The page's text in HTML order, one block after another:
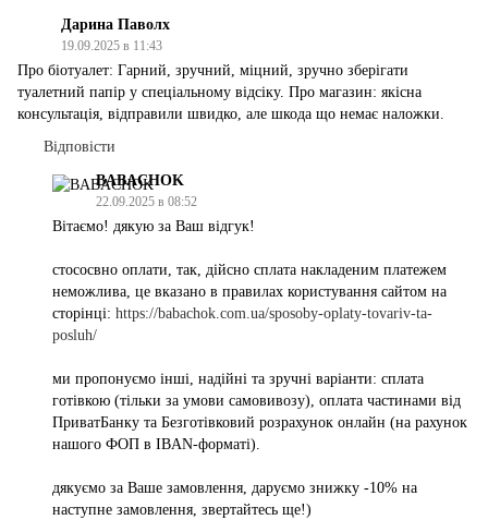
Дарина Паволх
19.09.2025 в 11:43
Про біотуалет: Гарний, зручний, міцний, зручно зберігати
туалетний папір у спеціальному відсіку. Про магазин: якісна
консультація, відправили швидко, але шкода що немає наложки.
Відповісти
BABACHOK
22.09.2025 в 08:52
Вітаємо! дякую за Ваш відгук!
стососвно оплати, так, дійсно сплата накладеним платежем
неможлива, це вказано в правилах користування сайтом на
сторінці: https://babachok.com.ua/sposoby-oplaty-tovariv-ta-
posluh/
ми пропонуємо інші, надійні та зручні варіанти: сплата
готівкою (тільки за умови самовивозу), оплата частинами від
ПриватБанку та Безготівковий розрахунок онлайн (на рахунок
нашого ФОП в IBAN-форматі).
дякуємо за Ваше замовлення, даруємо знижку -10% на
наступне замовлення, звертайтесь ще!)